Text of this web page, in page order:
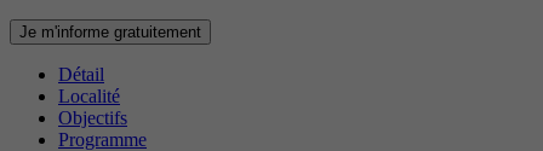
Je m'informe gratuitement
Détail
Localité
Objectifs
Programme